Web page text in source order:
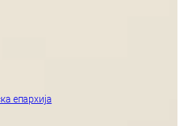
епархија